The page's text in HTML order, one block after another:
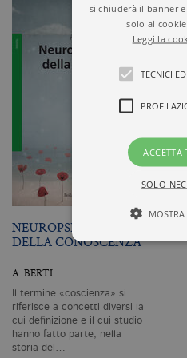
NEUROPSICOLOGIA
DELLA CONOSCENZA
A. BERTI
Il termine «coscienza» si
riferisce a concetti diversi la
cui definizione e il cui studio
hanno fatto parte, nella
storia del…
si chiuderà il banner
solo ai cookie
Leggi la
TECNICI
ACCETTA
SOLO
I cookie tecnici sono
necessari,